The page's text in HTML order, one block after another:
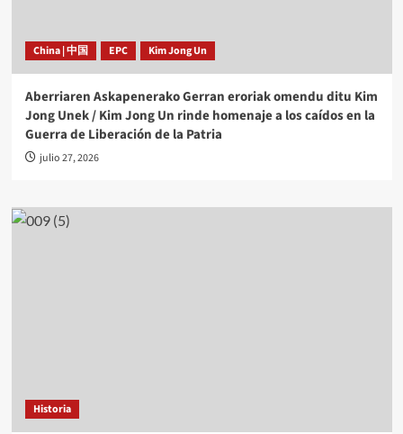
China | 中国 EPC Kim Jong Un
Aberriaren Askapenerako Gerran eroriak omendu ditu Kim
Jong Unek / Kim Jong Un rinde homenaje a los caídos en la
Guerra de Liberación de la Patria
julio 27, 2026
Historia